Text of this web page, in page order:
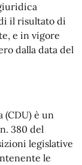
il risultato di
e in vigore
dalla data del
è un
380 del
legislative
le